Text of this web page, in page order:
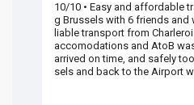
10/10 • Easy and affordable
g Brussels with 6 friends and
liable transport from
accomodations and AtoB
arrived on time, and safely
sels and back to the Airport